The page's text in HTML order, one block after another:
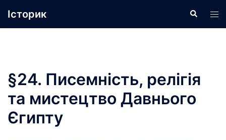
доІсторик Пошук
§24. Писемність, релігія
та мистецтво Давнього
Єгипту